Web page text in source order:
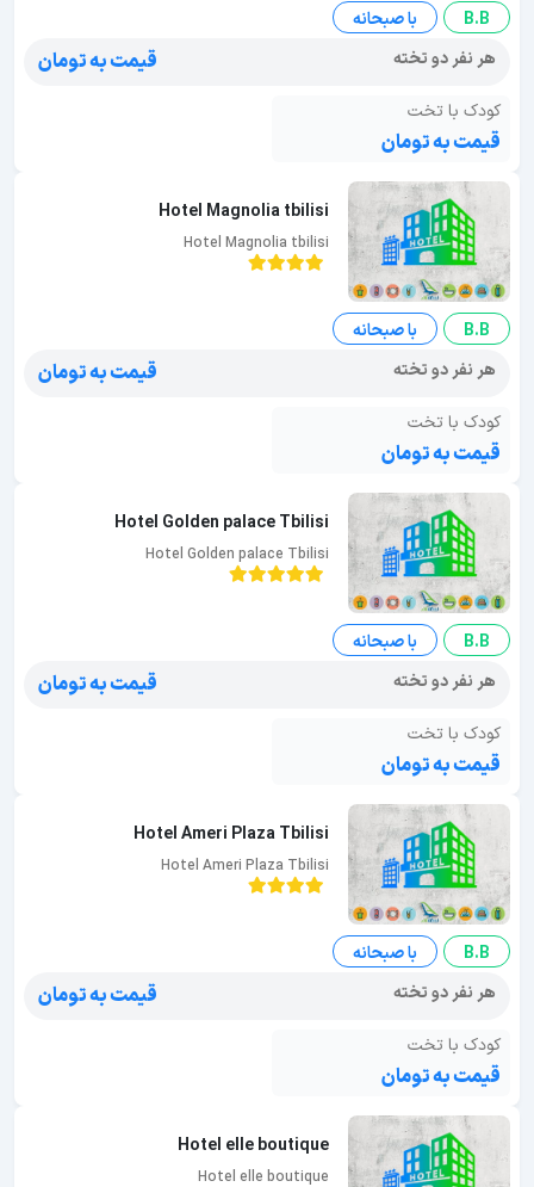
B.B
با صبحانه
هر نفر دو تخته
قیمت به تومان
کودک با تخت
قیمت به تومان
Hotel Magnolia tbilisi
Hotel Magnolia tbilisi
B.B
با صبحانه
هر نفر دو تخته
قیمت به تومان
کودک با تخت
قیمت به تومان
Hotel Golden palace Tbilisi
Hotel Golden palace Tbilisi
B.B
با صبحانه
هر نفر دو تخته
قیمت به تومان
کودک با تخت
قیمت به تومان
Hotel Ameri Plaza Tbilisi
Hotel Ameri Plaza Tbilisi
B.B
با صبحانه
هر نفر دو تخته
قیمت به تومان
کودک با تخت
قیمت به تومان
Hotel elle boutique
Hotel elle boutique